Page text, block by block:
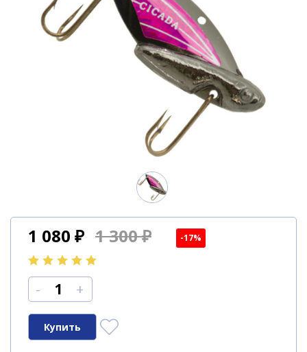
1 080 ₽ 1 300 ₽ -17%
- +